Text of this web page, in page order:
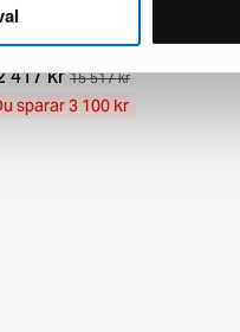
orientalisk matta 249 x
lager · Nyskick
417 kr 15 517 kr
sparar 3 100 kr